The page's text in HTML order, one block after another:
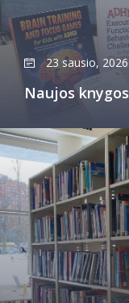
23 sausio, 2026
Naujos knygos